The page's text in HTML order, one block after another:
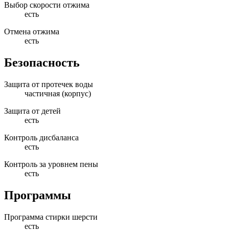
Выбор скорости отжима
есть
Отмена отжима
есть
Безопасность
Защита от протечек воды
частичная (корпус)
Защита от детей
есть
Контроль дисбаланса
есть
Контроль за уровнем пены
есть
Программы
Программа стирки шерсти
есть